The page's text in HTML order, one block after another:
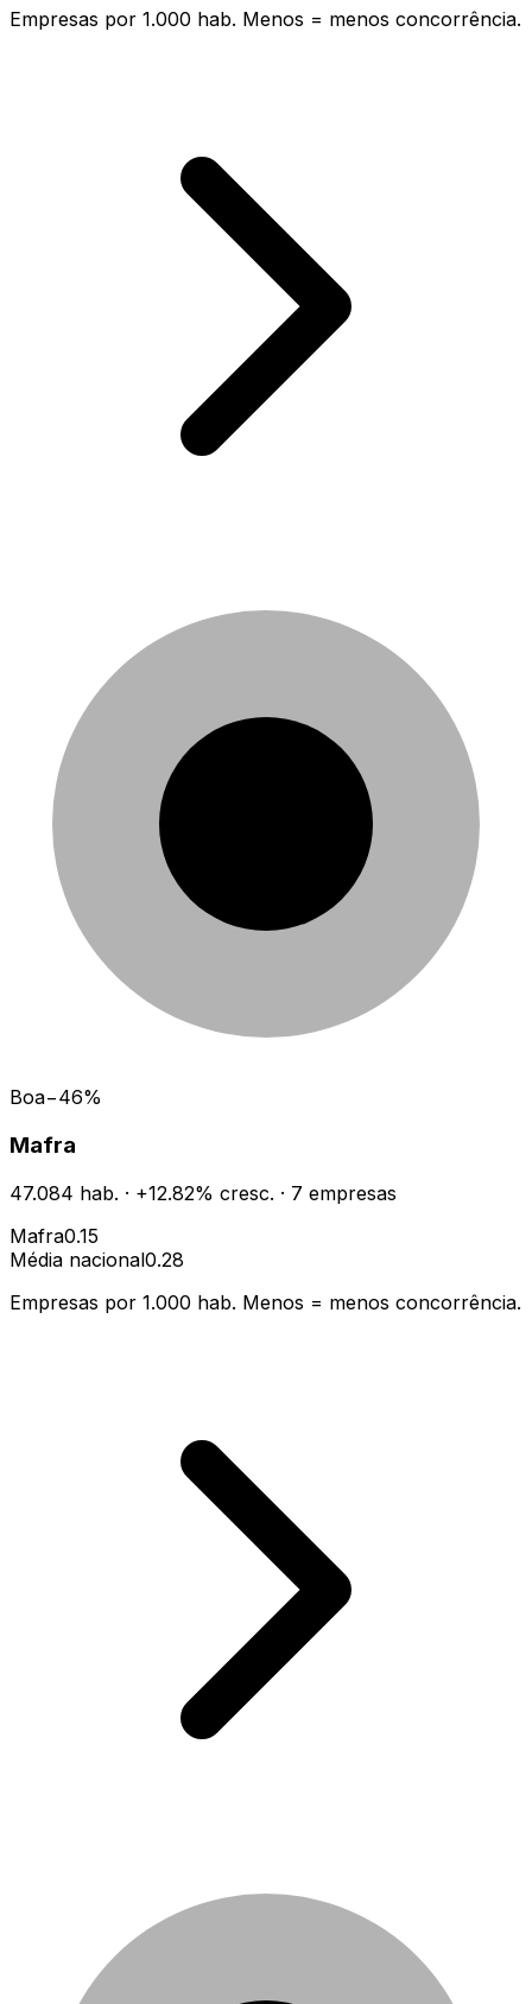
Empresas por 1.000 hab. Menos = menos concorrência.
Boa−46%
Mafra
47.084 hab. · +12.82% cresc. · 7 empresas
Mafra0.15
Média nacional0.28
Empresas por 1.000 hab. Menos = menos concorrência.